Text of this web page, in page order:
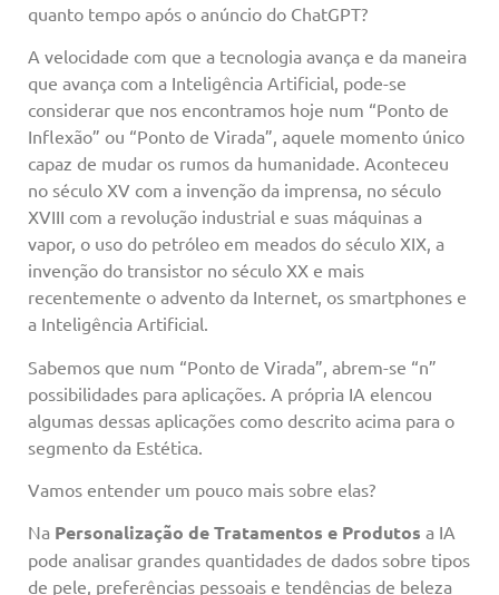
quanto tempo após o anúncio do ChatGPT?
A velocidade com que a tecnologia avança e da maneira
que avança com a Inteligência Artificial, pode-se
considerar que nos encontramos hoje num “Ponto de
Inflexão” ou “Ponto de Virada”, aquele momento único
capaz de mudar os rumos da humanidade. Aconteceu
no século XV com a invenção da imprensa, no século
XVIII com a revolução industrial e suas máquinas a
vapor, o uso do petróleo em meados do século XIX, a
invenção do transistor no século XX e mais
recentemente o advento da Internet, os smartphones e
a Inteligência Artificial.
Sabemos que num “Ponto de Virada”, abrem-se “n”
possibilidades para aplicações. A própria IA elencou
algumas dessas aplicações como descrito acima para o
segmento da Estética.
Vamos entender um pouco mais sobre elas?
Na Personalização de Tratamentos e Produtos a IA
pode analisar grandes quantidades de dados sobre tipos
de pele, preferências pessoais e tendências de beleza